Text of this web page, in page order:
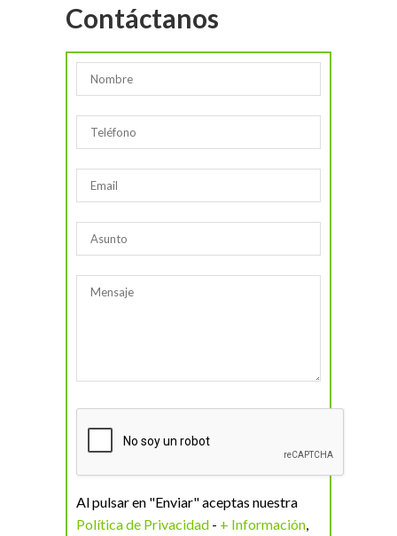
Contáctanos
Al pulsar en "Enviar" aceptas nuestra
Política de Privacidad - + Información,